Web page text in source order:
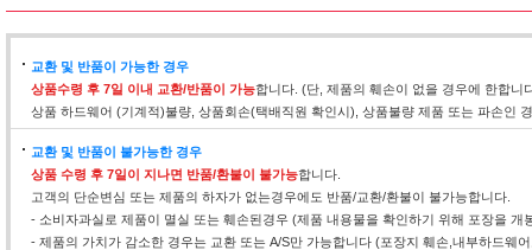
교환 및 반품이 가능한 경우
상품수령 후 7일 이내 교환/반품이 가능합니다. (단, 제품의 훼손이 없을 경우에 한합니
상품 하드웨어 (기계적)불량, 상품회손(택배직원 확인시), 상품불량 제품 또는 파손인
교환 및 반품이 불가능한 경우
상품 수령 후 7일이 지나면 반품/환불이 불가능합니다.
고객의 단순변심 또는 제품의 하자가 없는경우에도 반품/교환/환불이 불가능합니다.
- 소비자과실로 제품이 멸실 또는 훼손된경우 (제품 내용물을 확인하기 위해 포장을 개
- 제품의 가치가 감소한 경우는 교환 또는 A/S만 가능합니다 (포장지 훼손,내부하드웨